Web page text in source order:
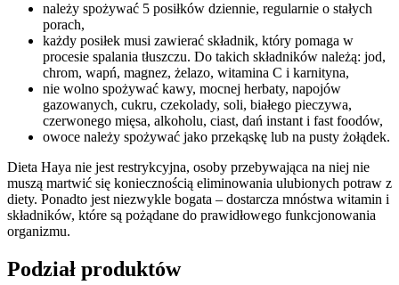
należy spożywać 5 posiłków dziennie, regularnie o stałych
porach,
każdy posiłek musi zawierać składnik, który pomaga w
procesie spalania tłuszczu. Do takich składników należą: jod,
chrom, wapń, magnez, żelazo, witamina C i karnityna,
nie wolno spożywać kawy, mocnej herbaty, napojów
gazowanych, cukru, czekolady, soli, białego pieczywa,
czerwonego mięsa, alkoholu, ciast, dań instant i fast foodów,
owoce należy spożywać jako przekąskę lub na pusty żołądek.
Dieta Haya nie jest restrykcyjna, osoby przebywająca na niej nie
muszą martwić się koniecznością eliminowania ulubionych potraw z
diety. Ponadto jest niezwykle bogata – dostarcza mnóstwa witamin i
składników, które są pożądane do prawidłowego funkcjonowania
organizmu.
Podział produktów